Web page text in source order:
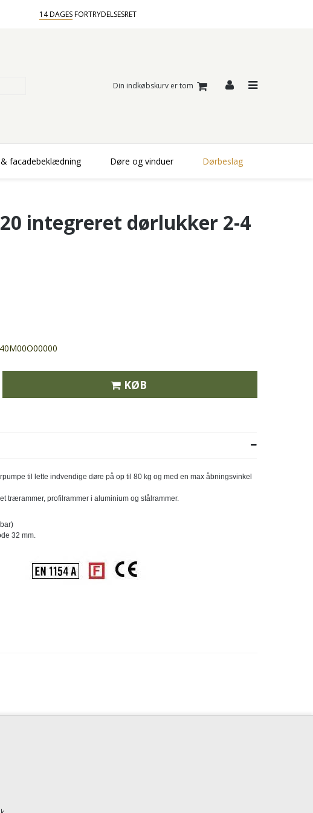
14 DAGESFORTRYDELSESRET
Din indkøbskurv er tom
facadebeklædning Døre og vinduer Dørbeslag
integreret dørlukker 2-4
KØB
til lette indvendige døre på op til 80 kg og med en max åbningsvinkel
trærammer, profilrammer i aluminium og stålrammer.
32 mm.